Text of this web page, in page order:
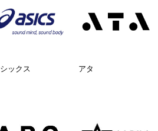
ックス アタ